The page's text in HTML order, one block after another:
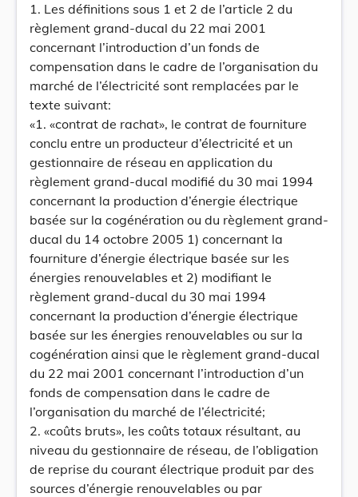
1. Les définitions sous 1 et 2 de l’article 2 du
règlement grand-ducal du 22 mai 2001
concernant l’introduction d’un fonds de
compensation dans le cadre de l’organisation du
marché de l’électricité sont remplacées par le
texte suivant:
«1. «contrat de rachat», le contrat de fourniture
conclu entre un producteur d’électricité et un
gestionnaire de réseau en application du
règlement grand-ducal modifié du 30 mai 1994
concernant la production d’énergie électrique
basée sur la cogénération ou du règlement grand-
ducal du 14 octobre 2005 1) concernant la
fourniture d’énergie électrique basée sur les
énergies renouvelables et 2) modifiant le
règlement grand-ducal du 30 mai 1994
concernant la production d’énergie électrique
basée sur les énergies renouvelables ou sur la
cogénération ainsi que le règlement grand-ducal
du 22 mai 2001 concernant l’introduction d’un
fonds de compensation dans le cadre de
l’organisation du marché de l’électricité;
2. «coûts bruts», les coûts totaux résultant, au
niveau du gestionnaire de réseau, de l’obligation
de reprise du courant électrique produit par des
sources d’énergie renouvelables ou par